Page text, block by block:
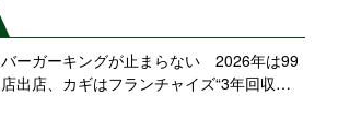
バーガーキングが止まらない 2026年は99
店出店、カギはフランチャイズ“3年回収モ